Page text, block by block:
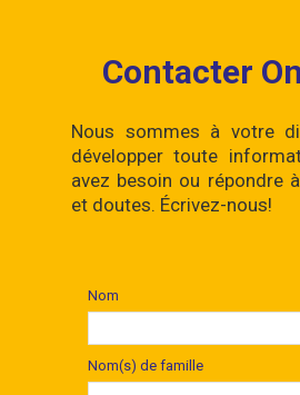
Contacter
Nous sommes à votre
développer toute
avez besoin ou répondre
et doutes. Écrivez-nous!